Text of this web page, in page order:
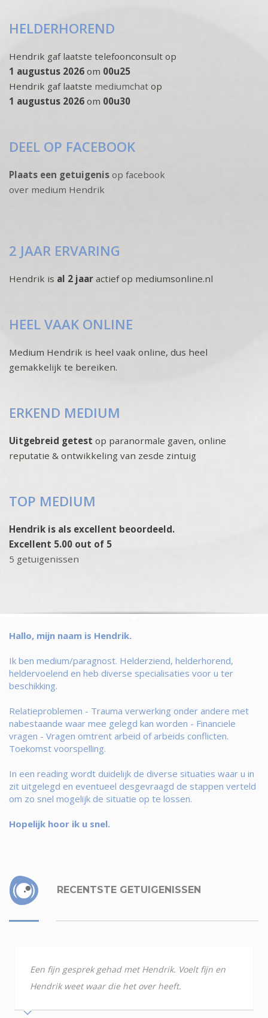
HELDERHOREND
Hendrik gaf laatste telefoonconsult op
1 augustus 2026 om 00u25
Hendrik gaf laatste mediumchat op
1 augustus 2026 om 00u30
DEEL OP FACEBOOK
Plaats een getuigenis op facebook
over medium Hendrik
2 JAAR ERVARING
Hendrik is al 2 jaar actief op mediumsonline.nl
HEEL VAAK ONLINE
Medium Hendrik is heel vaak online, dus heel
gemakkelijk te bereiken.
ERKEND MEDIUM
Uitgebreid getest op paranormale gaven, online
reputatie & ontwikkeling van zesde zintuig
TOP MEDIUM
Hendrik is als excellent beoordeeld.
Excellent 5.00 out of 5
5 getuigenissen
Hallo, mijn naam is Hendrik.
Ik ben medium/paragnost. Helderziend, helderhorend,
heldervoelend en heb diverse specialisaties voor u ter
beschikking.
Relatieproblemen - Trauma verwerking onder andere met
nabestaande waar mee gelegd kan worden - Financiele
vragen - Vragen omtrent arbeid of arbeids conflicten.
Toekomst voorspelling.
In een reading wordt duidelijk de diverse situaties waar u in
zit uitgelegd en eventueel desgevraagd de stappen verteld
om zo snel mogelijk de situatie op te lossen.
Hopelijk hoor ik u snel.
RECENTSTE GETUIGENISSEN
Een fijn gesprek gehad met Hendrik. Voelt fijn en
Hendrik weet waar die het over heeft.